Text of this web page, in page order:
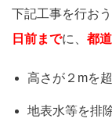
下記工事を行お
日前までに、 都
高さが２mを
地表水等を排